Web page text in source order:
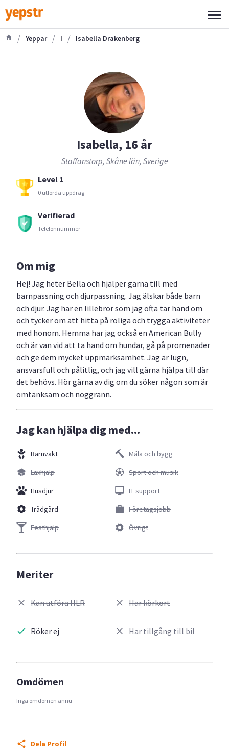
/ Yeppar / I / Isabella Drakenberg
Isabella, 16 år
Staffanstorp, Skåne län, Sverige
Level 1
0 utförda uppdrag
Verifierad
Telefonnummer
Om mig
Hej! Jag heter Bella och hjälper gärna till med
barnpassning och djurpassning. Jag älskar både barn
och djur. Jag har en lillebror som jag ofta tar hand om
och tycker om att hitta på roliga och trygga aktiviteter
med honom. Hemma har jag också en American Bully
och är van vid att ta hand om hundar, gå på promenader
och ge dem mycket uppmärksamhet. Jag är lugn,
ansvarsfull och pålitlig, och jag vill gärna hjälpa till där
det behövs. Hör gärna av dig om du söker någon som är
omtänksam och noggrann.
Jag kan hjälpa dig med...
Barnvakt
Läxhjälp
Husdjur
Trädgård
Festhjälp
Måla och bygg
Sport och musik
IT support
Företagsjobb
Övrigt
Meriter
Kan utföra HLR
Röker ej
Har körkort
Har tillgång till bil
Omdömen
Inga omdömen ännu
Dela Profil